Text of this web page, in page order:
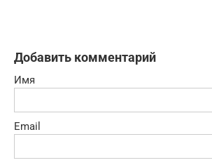
Добавить комментарий
Имя
Email